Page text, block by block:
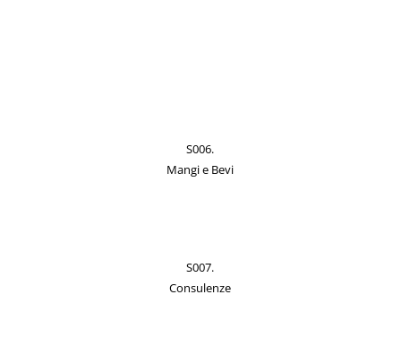
S006.
Mangi e Bevi
S007.
Consulenze